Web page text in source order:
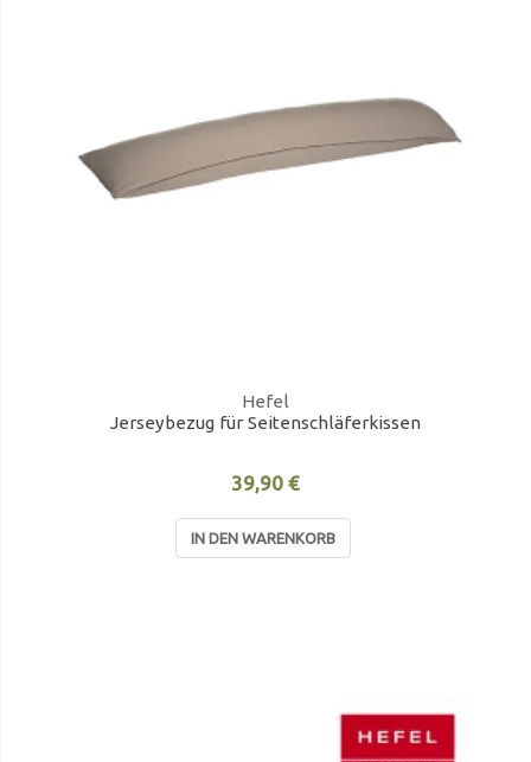
Hefel
Jerseybezug für Seitenschläferkissen
39,90 €
IN DEN WARENKORB